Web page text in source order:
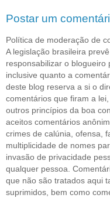
Postar um
Política de moderação de
A legislação brasileira
responsabilizar o blogueiro
inclusive quanto a
deste blog reserva a si o
comentários que firam a
outros princípios da boa
aceitos comentários
crimes de calúnia, ofensa,
multiplicidade de nomes
invasão de privacidade
qualquer pessoa.
que não são tratados aqui
suprimidos, bem como